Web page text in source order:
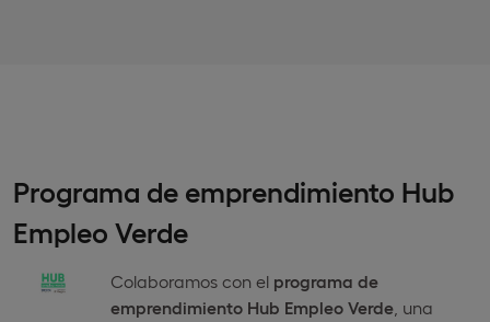
Programa de emprendimiento Hub
Empleo Verde
Colaboramos con el programa de
emprendimiento Hub Empleo Verde , una